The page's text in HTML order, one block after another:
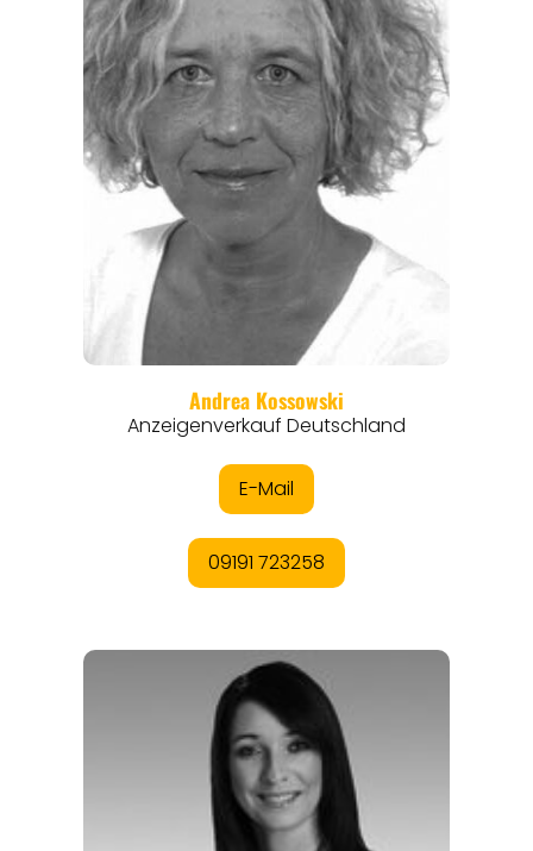
REGIONEN
ORTE
EVENTS
REISEFÜHRER
REISEMAGAZINE
THEMEN
ANGEBOTE